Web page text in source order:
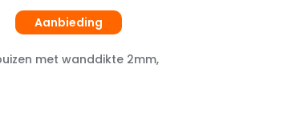
met wanddikte 2mm,